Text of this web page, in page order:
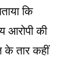
कि
आरोपी की
के तार कहीं